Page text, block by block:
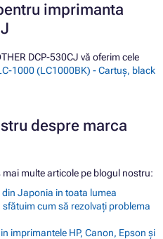
imprimanta
DCP-530CJ vă oferim cele
1000 (LC1000BK) - Cartuș, black
despre marca
mai multe articole pe blogul nostru:
Japonia in toata lumea
cum să rezolvați problema
imprimantele HP, Canon, Epson și